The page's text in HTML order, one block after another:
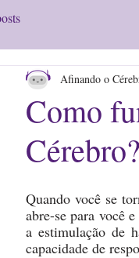
Como
Cérebro?
Afinando o
Quando você se
abre-se para você
a estimulação de
capacidade de